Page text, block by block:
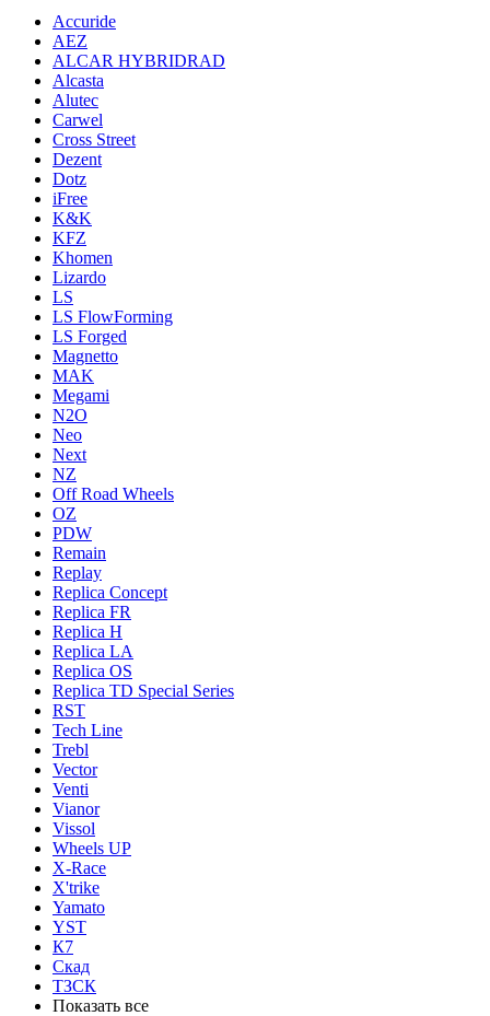
Accuride
AEZ
ALCAR HYBRIDRAD
Alcasta
Alutec
Carwel
Cross Street
Dezent
Dotz
iFree
K&K
KFZ
Khomen
Lizardo
LS
LS FlowForming
LS Forged
Magnetto
MAK
Megami
N2O
Neo
Next
NZ
Off Road Wheels
OZ
PDW
Remain
Replay
Replica Concept
Replica FR
Replica H
Replica LA
Replica OS
Replica TD Special Series
RST
Tech Line
Trebl
Vector
Venti
Vianor
Vissol
Wheels UP
X-Race
X'trike
Yamato
YST
К7
Скад
ТЗСК
Показать все